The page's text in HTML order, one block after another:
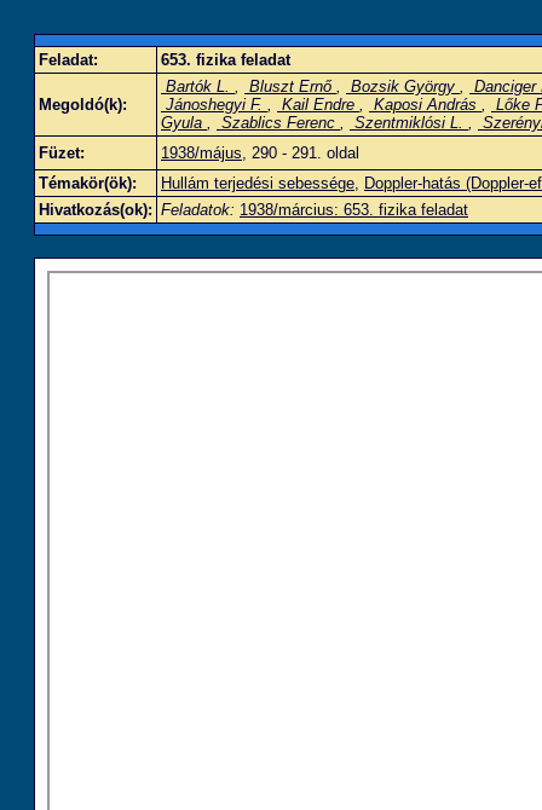
Feladat: 653. fizika feladat
Megoldó(k):
Bartók L. , Bluszt Ernő , Bozsik György ,
Jánoshegyi F. , Kail Endre , Kaposi András ,
Lőke
Gyula , Szablics Ferenc , Szentmiklósi L. ,
Füzet:
1938/május, 290 - 291. oldal
Témakör(ök):
Hullám terjedési sebessége, Doppler-hatás (Doppler-
Hivatkozás(ok): Feladatok: 1938/március: 653. fizika feladat